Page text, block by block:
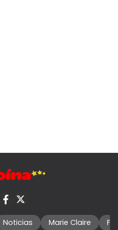
Noticias Marie Claire